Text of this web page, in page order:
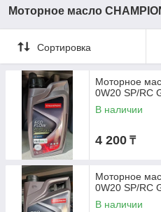
Моторное масло
Сортировка
Моторное
0W20 SP/RC
В наличии
4 200 ₸
Моторное
0W20 SP/RC
В наличии